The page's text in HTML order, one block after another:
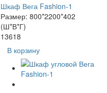
Шкаф Вега Fashion-1
Размер: 800*2200*402
(Ш*В*Г)
13618
В корзину